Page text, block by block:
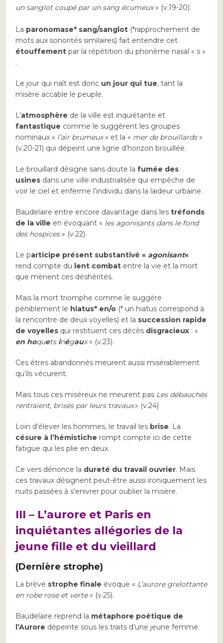
un sanglot coupé par un sang écumeux» (v.19-20).
La paronomase* sang/sanglot (*rapprochement de
mots aux sonorités similaires) fait entendre cet
étouffement par la répétition du phonème nasal « s »
.
Le jour qui naît est donc un jour qui tue, tant la
misère accable le peuple.
L’atmosphère de la ville est inquiétante et
fantastique comme le suggèrent les groupes
nominaux « l’air brumeux» et la « mer de brouillards»
(v.20-21) qui dépeint une ligne d’horizon brouillée.
Le brouillard désigne sans doute lafumée des
usines dans une ville industrialisée qui empêche de
voir le ciel et enferme l’individu dans la laideur urbaine.
Baudelaire entre encore davantage dans lestréfonds
de la ville en évoquant « les agonisants dans le fond
des hospices» (v.22).
Le participe présent substantivé « agonisant«
rend compte du lent combat entre la vie et la mort
que mènent ces déshérités.
Mais la mort triomphe comme le suggère
péniblement le hiatus* en/o (* un hiatus correspond à
la rencontre de deux voyelles) et la succession rapide
de voyelles qui restituent ces décès disgracieux : «
en hoquets inégaux» (v.23).
Ces êtres abandonnés meurent aussi misérablement
qu’ils vécurent.
Mais tous ces miséreux ne meurent pas Les débauchés
rentraient, brisés par leurs travaux.» (v.24)
Loin d’élever les hommes, le travail les brise. La
césure à l’hémistiche rompt compte ici de cette
fatigue qui les plie en deux.
Ce vers dénonce la dureté du travail ouvrier. Mais
ces travaux désignent peut-être aussi ironiquement les
nuits passées à s’enivrer pour oublier la misère.
III – L’aurore et Paris en
inquiétantes allégories de la
jeune fille et du vieillard
(Dernière strophe)
La brève strophe finale évoque « L’aurore grelottante
en robe rose et verte» (v.25).
Baudelaire reprend la métaphore poétique de
l’Aurore dépeinte sous les traits d’une jeune femme.